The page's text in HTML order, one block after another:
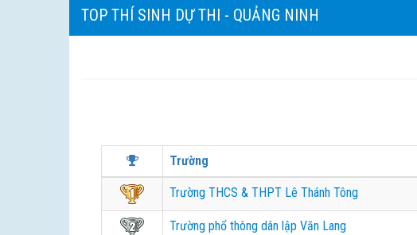
TOP THÍ SINH DỰ THI - QUẢNG NINH
Trường
Trường THCS & THPT Lê Thánh Tông
Trường phổ thông dân lập Văn Lang